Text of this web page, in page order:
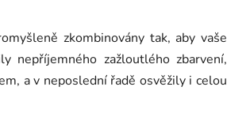
zkombinovány tak, aby vaše
nepříjemného zažloutlého zbarvení,
a v neposlední řadě osvěžily i celou